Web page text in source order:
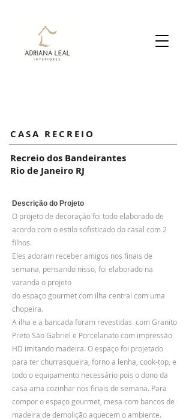
CASA RECREIO
Recreio dos Bandeirantes
Rio de Janeiro RJ
Descrição do Projeto
O projeto de decoração foi todo elaborado de
acordo com o estilo sofisticado do casal com 2
filhos.
Eles adoram receber amigos nos finais de
semana, pensando nisso, foi elaborado na
varanda o projeto
do espaço gourmet com ilha central com uma
chopeira.
A ilha e a bancada foram revestidas com Granito
Preto São Gabriel e Porcelanato com impressão
HD imitando madeira. O espaço foi projetado
para ter churrasqueira, forno a lenha, cook-top, e
todo o equipamento necessário pois o dono da
casa ama cozinhar nos finais de semana. Para
compor o espaço gourmet, mesa com bancos de
madeira de demolição aquecem o ambiente.